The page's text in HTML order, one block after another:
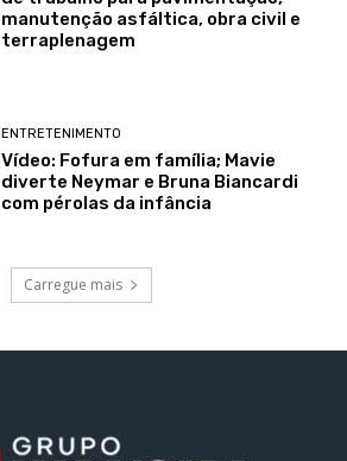
manutenção asfáltica, obra civil e
terraplenagem
ENTRETENIMENTO
Vídeo: Fofura em família; Mavie
diverte Neymar e Bruna Biancardi
com pérolas da infância
Carregue mais